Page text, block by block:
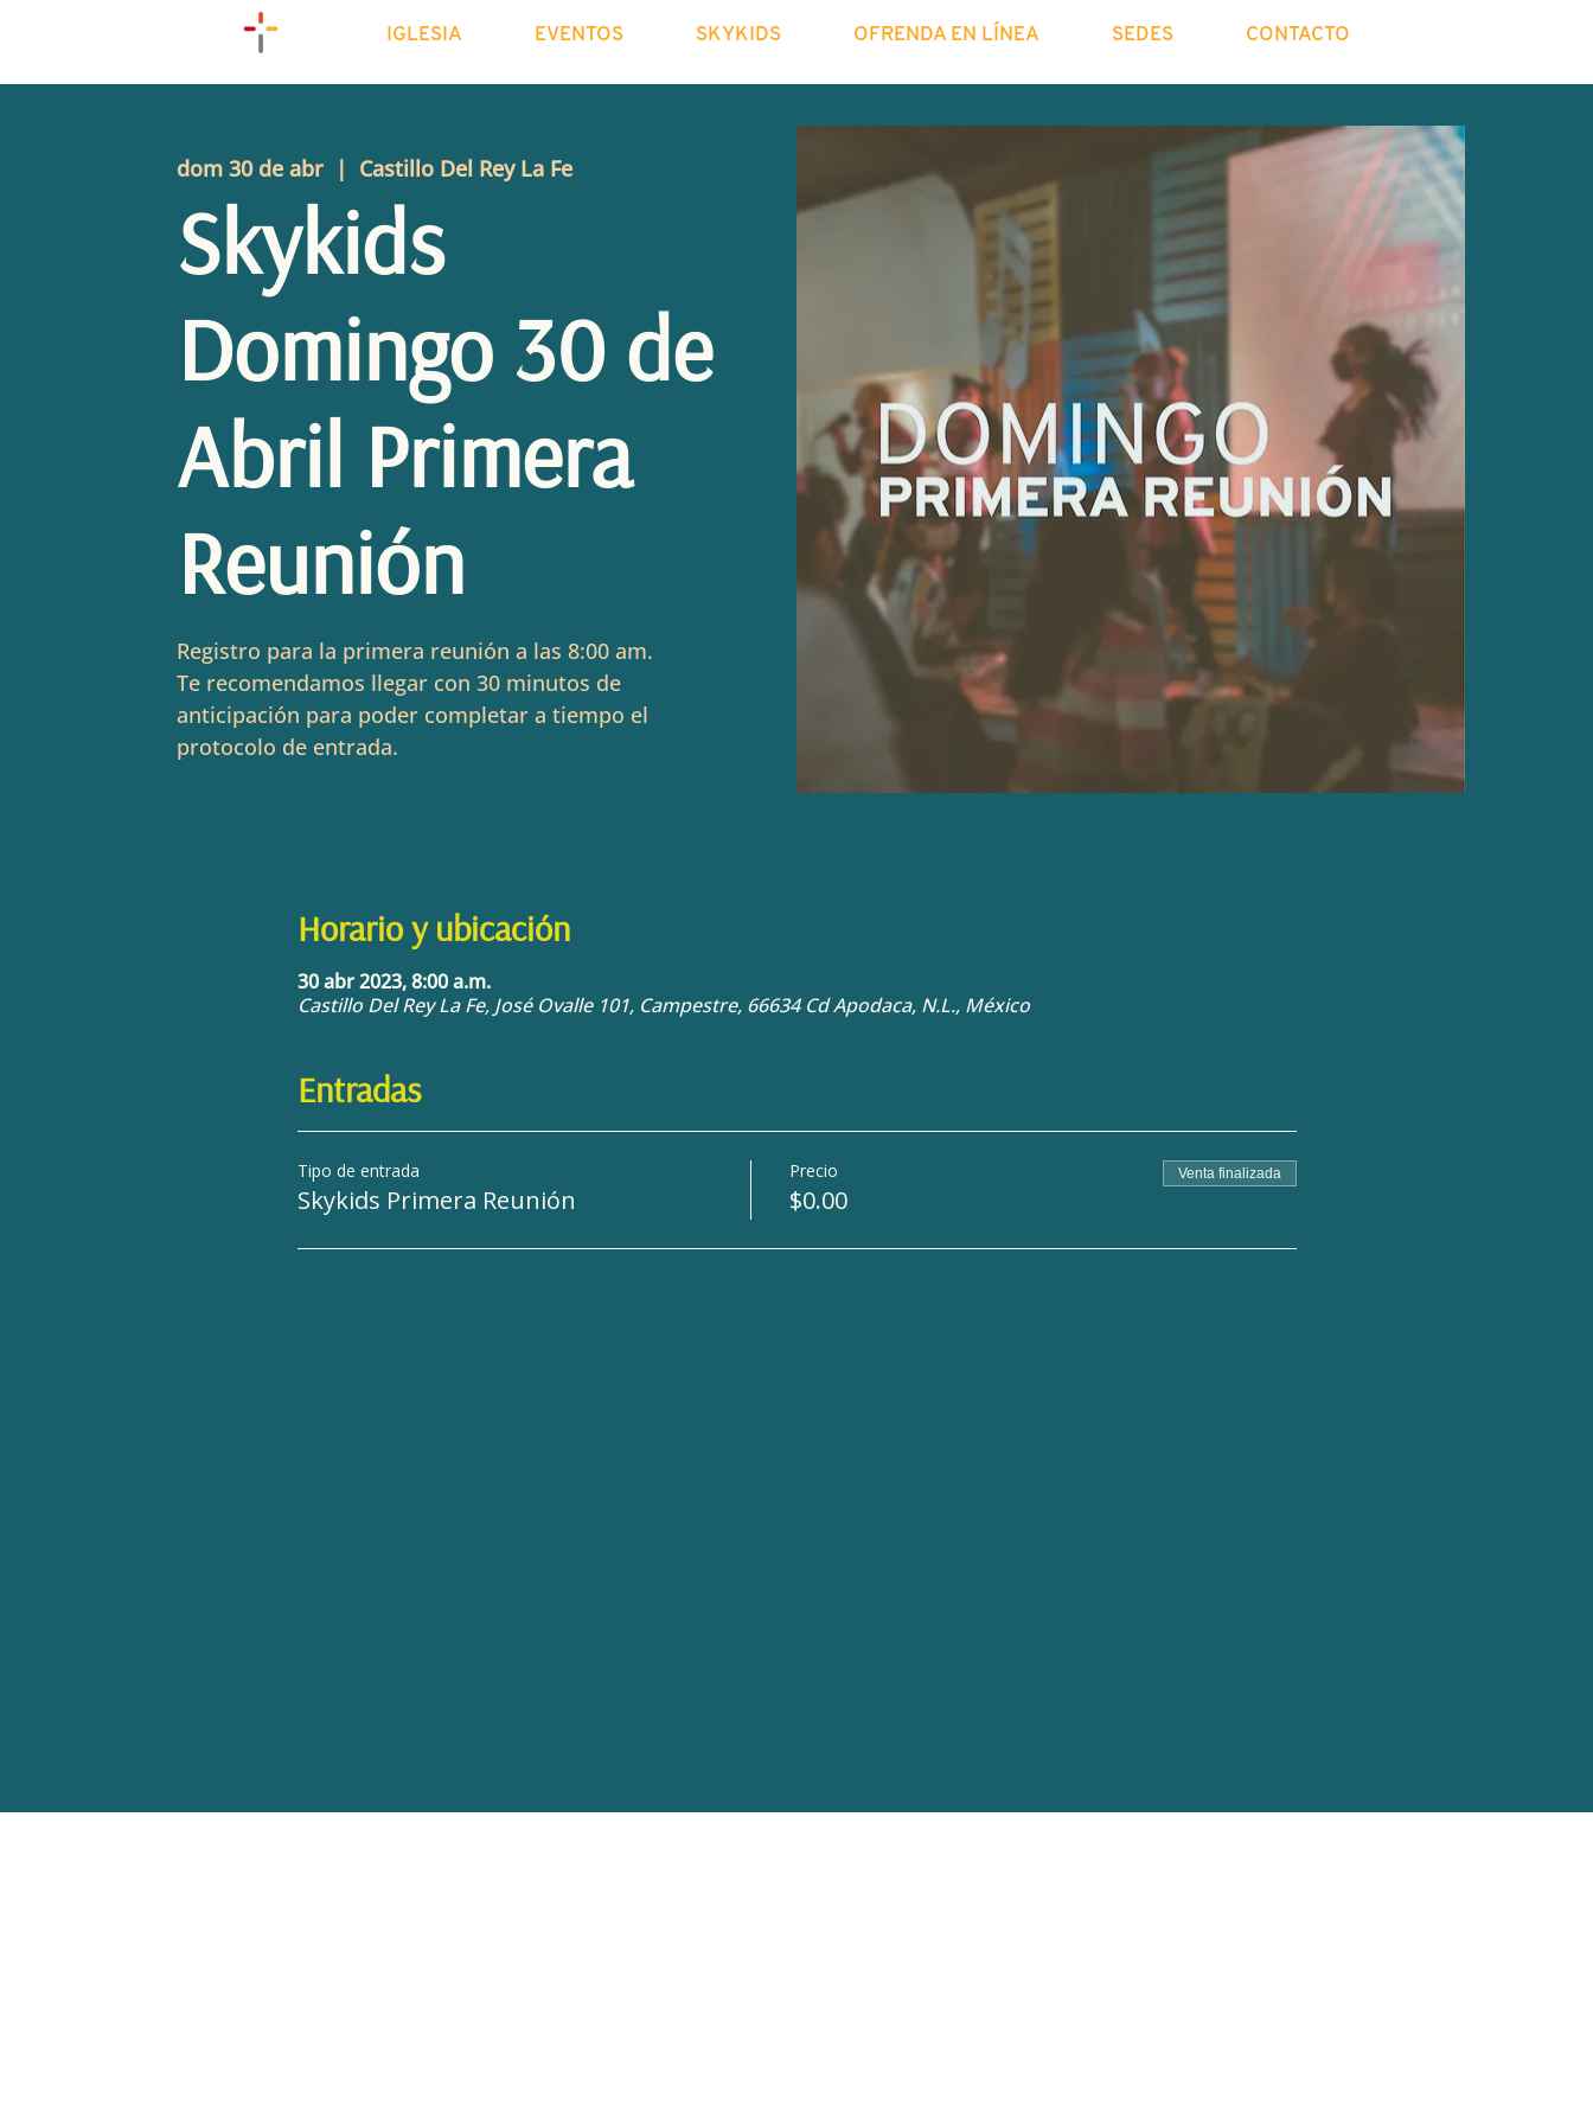
IGLESIA EVENTOS SKYKIDS OFRENDA EN LÍNEA SEDES CONTACTO
dom 30 de abr
  |
Castillo Del Rey La Fe
Skykids
Domingo 30 de
Abril Primera
Reunión
Registro para la primera reunión a las 8:00 am.
Te recomendamos llegar con 30 minutos de
anticipación para poder completar a tiempo el
protocolo de entrada.
Horario y ubicación
30 abr 2023, 8:00 a.m.
Castillo Del Rey La Fe, José Ovalle 101, Campestre, 66634 Cd Apodaca, N.L., México
Entradas
Tipo de entrada
Skykids Primera Reunión
Precio
$0.00
Venta finalizada